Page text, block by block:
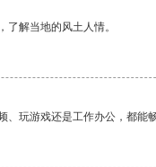
解当地的风土人情。
玩游戏还是工作办公，都